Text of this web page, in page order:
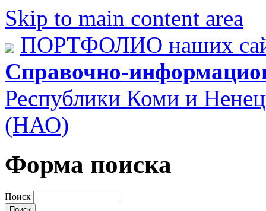
Skip to main content area
ПОРТФОЛИО наших
Справочно-
Республики Коми и
(НАО)
Форма поиска
Поиск